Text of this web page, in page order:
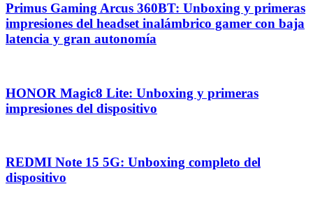
Primus Gaming Arcus 360BT: Unboxing y primeras
impresiones del headset inalámbrico gamer con baja
latencia y gran autonomía
HONOR Magic8 Lite: Unboxing y primeras
impresiones del dispositivo
REDMI Note 15 5G: Unboxing completo del
dispositivo